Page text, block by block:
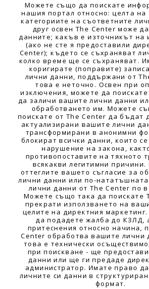
Можете също да поискате
нашия портал относно: целта на
категориите на съответните
друг освен The Center може
данните; какъв е източникът на
(ако не сте я предоставили
Center); където се съхраняват
колко време ще се съхраняват.
коригирате (поправите)
лични данни, поддържани от
това е неточно. Освен при
изключения, можете да
да заличи вашите лични данни
обработването им. Можете
поискате от The Center да бъдат
актуализирани вашите лични
трансформирани в анонимни
блокират всички данни, които
нарушение на закона,
противопоставите на тяхното
всякакви легитимни
оттеглите вашето съгласие за
лични данни или по-
лични данни от The Center по
Можете също така да поискате
прекрати използването на
целите на директния
да подадете жалба до КЗЛД,
притеснения относно начина,
Center обработва вашите лични
това е технически
при поискване - ще
данни или ще ги предаде
администратор. Имате право
личните си данни в
формат.